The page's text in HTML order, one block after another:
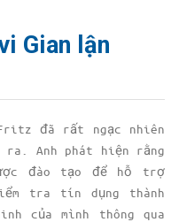
Gian lận
đã rất ngạc nhiên
Anh phát hiện rằng
đào tạo để hỗ trợ
tra tín dụng thành
của mình thông qua